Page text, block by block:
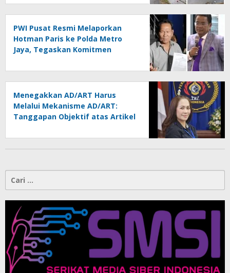
Dipertanyakan
PWI Pusat Resmi Melaporkan
Hotman Paris ke Polda Metro
Jaya, Tegaskan Komitmen
Menegakkan AD/ART Harus
Melalui Mekanisme AD/ART:
Tanggapan Objektif atas Artikel
Konspirasi Melanggar Aturan”
Cari